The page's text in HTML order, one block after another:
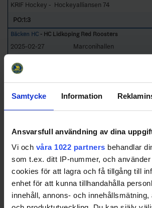
Samtycke Information
Ansvarsfull användning av dina
Vi och våra 1022 partners behandlar
som t.ex. ditt IP-nummer, och
cookies för att lagra och få tillgång till
enhet för att kunna tillhandahålla
innehåll, annons- och
KRIF Hockey - Hockeyalliansen 74
PO:1:3
Bäcken HC - HC Lidköping Red Roosters
2025-02-27
Marconihallen
2025-03-01
HC Lidköping Red Roosters - Bäcken HC
2025-03-02
Marconihallen
Jonstorps IF IshF- Värnamo GIK
2025-02-27
Jonstorps Ishall
Jonstorps IF IshF - Värnamo GIK
2025-03-01
Axelent Arena
Värnamo GIK - Jonstorps IF IshF
PO:1:5